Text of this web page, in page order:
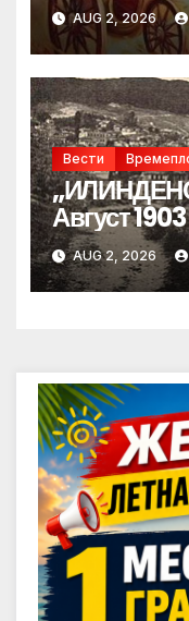
AUG 2, 2026
Вести
Август
AUG 2, 2026